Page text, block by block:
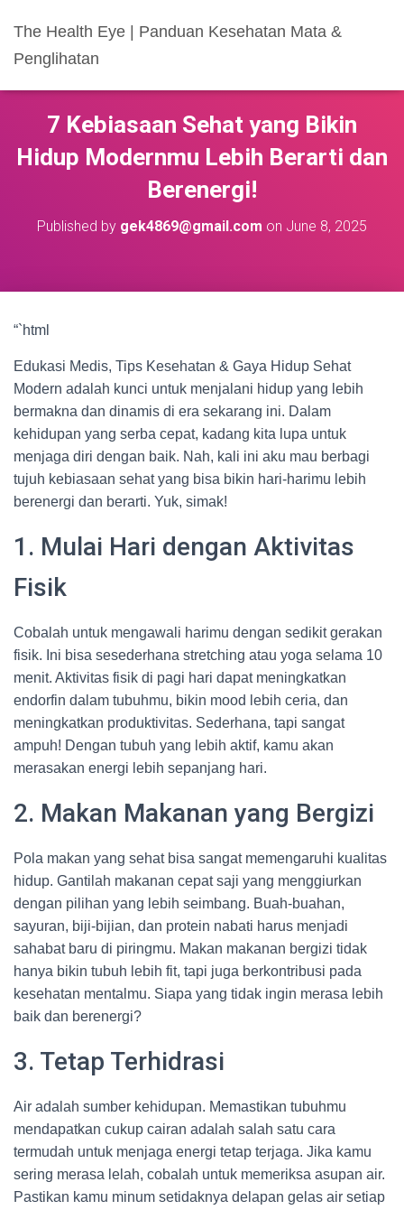
The Health Eye | Panduan Kesehatan Mata &
Penglihatan
7 Kebiasaan Sehat yang Bikin
Hidup Modernmu Lebih Berarti dan
Berenergi!
Published by gek4869@gmail.com on June 8, 2025
“`html
Edukasi Medis, Tips Kesehatan & Gaya Hidup Sehat
Modern adalah kunci untuk menjalani hidup yang lebih
bermakna dan dinamis di era sekarang ini. Dalam
kehidupan yang serba cepat, kadang kita lupa untuk
menjaga diri dengan baik. Nah, kali ini aku mau berbagi
tujuh kebiasaan sehat yang bisa bikin hari-harimu lebih
berenergi dan berarti. Yuk, simak!
1. Mulai Hari dengan Aktivitas
Fisik
Cobalah untuk mengawali harimu dengan sedikit gerakan
fisik. Ini bisa sesederhana stretching atau yoga selama 10
menit. Aktivitas fisik di pagi hari dapat meningkatkan
endorfin dalam tubuhmu, bikin mood lebih ceria, dan
meningkatkan produktivitas. Sederhana, tapi sangat
ampuh! Dengan tubuh yang lebih aktif, kamu akan
merasakan energi lebih sepanjang hari.
2. Makan Makanan yang Bergizi
Pola makan yang sehat bisa sangat memengaruhi kualitas
hidup. Gantilah makanan cepat saji yang menggiurkan
dengan pilihan yang lebih seimbang. Buah-buahan,
sayuran, biji-bijian, dan protein nabati harus menjadi
sahabat baru di piringmu. Makan makanan bergizi tidak
hanya bikin tubuh lebih fit, tapi juga berkontribusi pada
kesehatan mentalmu. Siapa yang tidak ingin merasa lebih
baik dan berenergi?
3. Tetap Terhidrasi
Air adalah sumber kehidupan. Memastikan tubuhmu
mendapatkan cukup cairan adalah salah satu cara
termudah untuk menjaga energi tetap terjaga. Jika kamu
sering merasa lelah, cobalah untuk memeriksa asupan air.
Pastikan kamu minum setidaknya delapan gelas air setiap